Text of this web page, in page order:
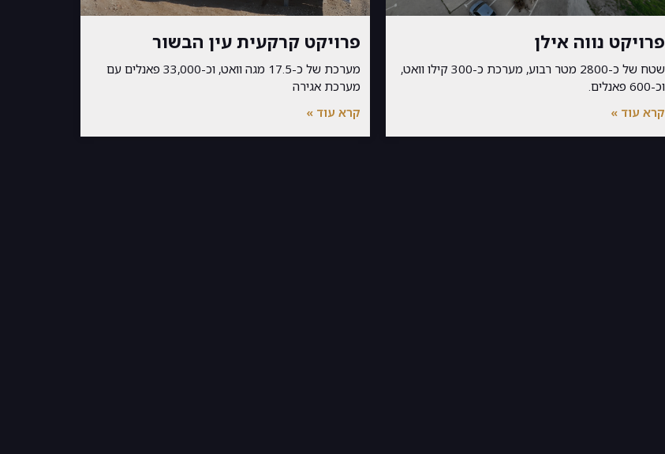
פרויקט נווה אילן
שטח של כ-2800 מטר רבוע, מערכת כ-300 קילו וואט,
וכ-600 פאנלים.
קרא עוד »
פרויקט קרקעית עין הבשור
מערכת של כ-17.5 מגה וואט, וכ-33,000 פאנלים עם
מערכת אגירה
קרא עוד »